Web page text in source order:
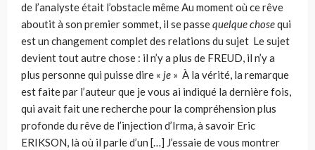
de l’analyste était l’obstacle même Au moment où ce rêve
aboutit à son premier sommet, il se passequelque chosequi
est un changement complet des relations du sujet Le sujet
devient tout autre chose : il n’y a plus de FREUD, il n’y a
plus personne qui puisse dire « je » À la vérité, la remarque
est faite par l’auteur que je vous ai indiqué la dernière fois,
qui avait fait une recherche pour la compréhension plus
profonde du rêve de l’injection d’Irma, à savoir Eric
ERIKSON, là où il parle d’un […] J’essaie de vous montrer